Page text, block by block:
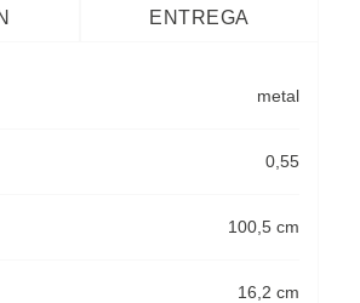
ENTREGA
metal
0,55
100,5 cm
16,2 cm